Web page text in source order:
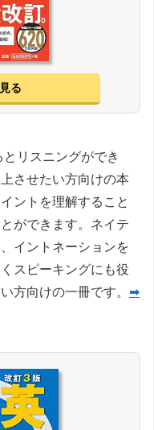
る
リスニングができ
させたい方向けの本
ントを理解すること
ができます。ネイテ
イントネーションを
スピーキングにも役
方向けの一冊です。 ➡